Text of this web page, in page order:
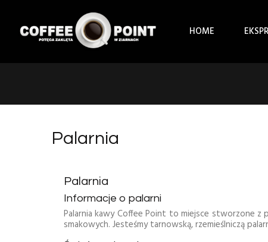
HOME
Palarnia
Palarnia
Informacje o palarni
Palarnia kawy Coffee Point to miejsce stworzone z
smakowych. Jesteśmy tarnowską, rzemieślniczą